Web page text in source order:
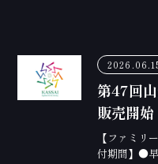
第47回
販売開始
【ファミリ
付期間】●